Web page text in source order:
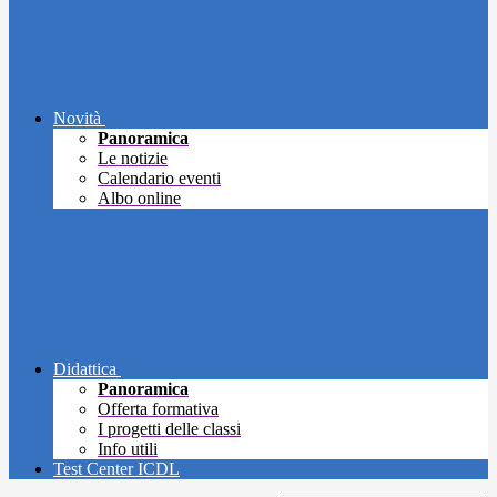
Novità
Panoramica
Le notizie
Calendario eventi
Albo online
Didattica
Panoramica
Offerta formativa
I progetti delle classi
Info utili
Test Center ICDL